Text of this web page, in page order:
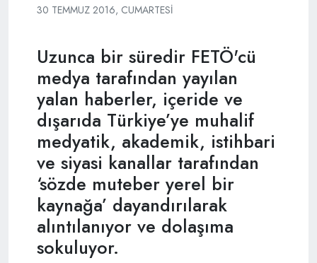
30 TEMMUZ 2016, CUMARTESI
Uzunca bir süredir FETÖ'cü
medya tarafından yayılan
yalan haberler, içeride ve
dışarıda Türkiye’ye muhalif
medyatik, akademik, istihbari
ve siyasi kanallar tarafından
‘sözde muteber yerel bir
kaynağa’ dayandırılarak
alıntılanıyor ve dolaşıma
sokuluyor.